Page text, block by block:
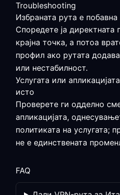
Troubleshooting
Избраната рута е побавна
Споредете ја директната
крајна точка, а потоа
профил ако рутата
или нестабилност.
Услугата или
исто
Проверете ги одделно
апликацијата,
политиката на услугата;
не е единствената
FAQ